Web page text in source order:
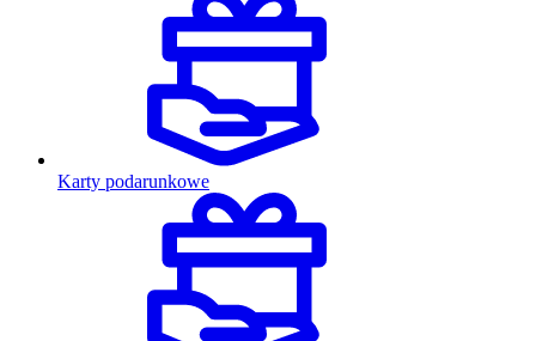
Karty podarunkowe